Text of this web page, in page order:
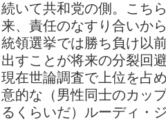
続いて共和党の側。こち
来、責任のなすり合いか
統領選挙では勝ち負け以
出すことが将来の分裂回
現在世論調査で上位を占
意的な（男性同士のカッ
るくらいだ）ルーディ・